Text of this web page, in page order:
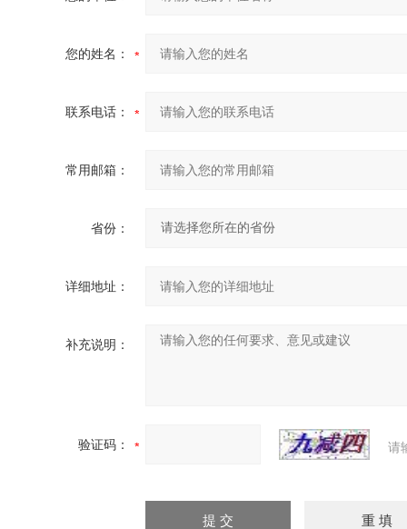
您的姓名：
联系电话：
常用邮箱：
省份：
详细地址：
补充说明：
验证码： 请